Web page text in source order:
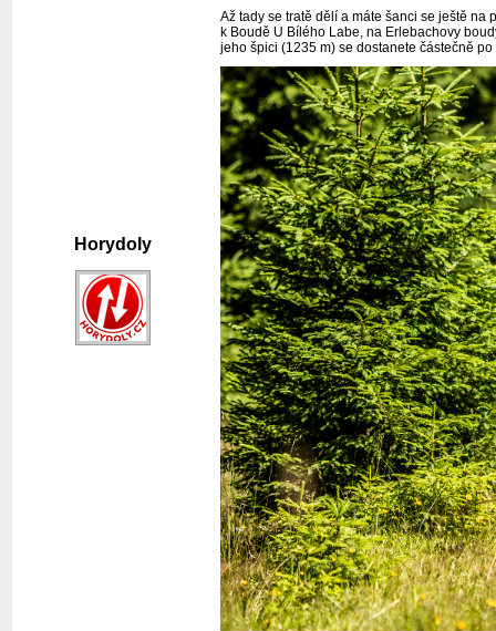
Horydoly
Až tady se tratě dělí a máte šanci se ještě
k Boudě U Bílého Labe, na Erlebachovy
jeho špici (1235 m) se dostanete částečně